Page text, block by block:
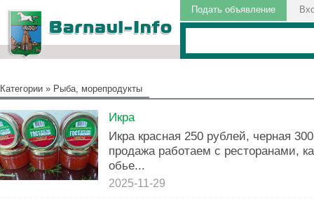
Подать объявление
Категории » Рыба, морепродукты
Икра
Икра красная 250 рублей, черная
продажа работаем с ресторанами,
обье...
2025-11-29